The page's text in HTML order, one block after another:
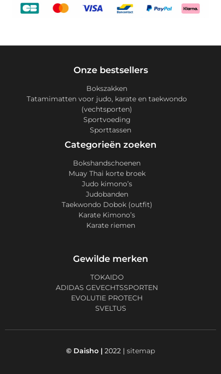
Onze bestsellers
Bokszakken
Tatamimatten voor judo, karate en taekwondo
(vechtsporten)
Sportvoeding
Sporttassen
Categorieën zoeken
Bokshandschoenen
Muay Thai korte broek
Judo kimono’s
Judobanden
Taekwondo Dobok (outfit)
Karate Kimono’s
Karate riemen
Gewilde merken
TOKAIDO
ADIDAS GEVECHTSSPORTEN
EVOLUTIE PROTECH
SVELTUS
© Daisho | 2022 | sitemap